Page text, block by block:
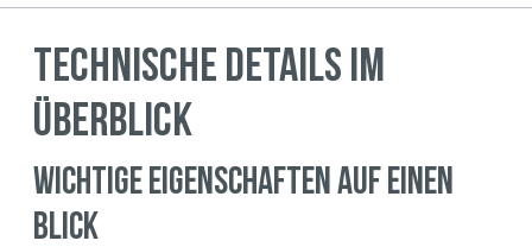
Technische Details im
Überblick
Wichtige Eigenschaften auf einen
Blick